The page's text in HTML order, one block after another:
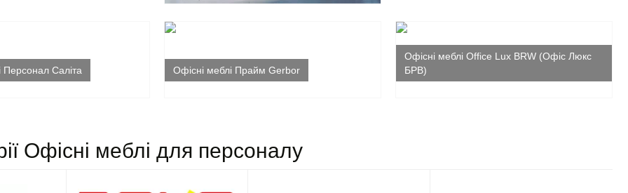
Персонал Саліта Офісні меблі Прайм Gerbor
Офісні меблі Office Lux BRW (Офіс Люкс
БРВ)
Офісні меблі для персоналу